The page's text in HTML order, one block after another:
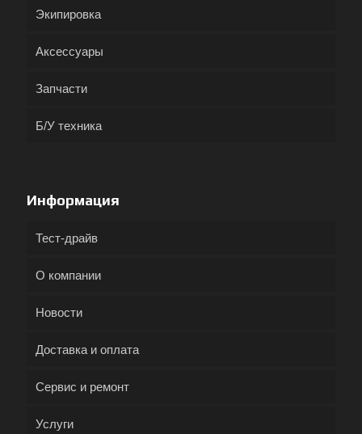
Экипировка
Аксессуары
Запчасти
Б/У техника
Информация
Тест-драйв
О компании
Новости
Доставка и оплата
Сервис и ремонт
Услуги